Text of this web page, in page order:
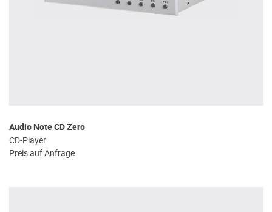
Audio Note CD Zero
CD-Player
Preis auf Anfrage